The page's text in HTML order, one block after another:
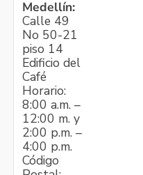
Medellín:
Calle 49
No 50-21
piso 14
Edificio del
Café
Horario:
8:00 a.m. –
12:00 m. y
2:00 p.m. –
4:00 p.m.
Código